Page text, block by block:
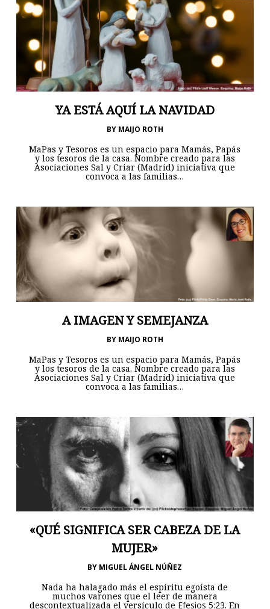
YA ESTÁ AQUÍ LA NAVIDAD
BY MAIJO ROTH
MaPas y Tesoros es un espacio para Mamás, Papás
y los tesoros de la casa. Nombre creado para las
Asociaciones Sal y Criar (Madrid) iniciativa que
convoca a las familias…
A IMAGEN Y SEMEJANZA
BY MAIJO ROTH
MaPas y Tesoros es un espacio para Mamás, Papás
y los tesoros de la casa. Nombre creado para las
Asociaciones Sal y Criar (Madrid) iniciativa que
convoca a las familias…
«QUÉ SIGNIFICA SER CABEZA DE LA
MUJER»
BY MIGUEL ÁNGEL NÚÑEZ
Nada ha halagado más el espíritu egoísta de
muchos varones que el leer de manera
descontextualizada el versículo de Efesios 5:23. En